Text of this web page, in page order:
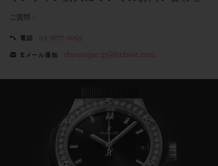
ご質問：
電話 03-5677-2095
Eメール通知 eboutique.jp@hublot.com